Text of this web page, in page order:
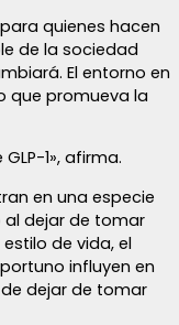
quienes hacen
de la sociedad
El entorno en
que promueva la
1», afirma.
en una especie
al dejar de tomar
de vida, el
influyen en
dejar de tomar